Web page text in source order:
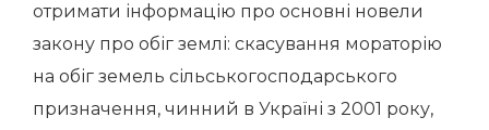
отримати інформацію про основні новели
закону про обіг землі: скасування мораторію
на обіг земель сільськогосподарського
призначення, чинний в Україні з 2001 року,